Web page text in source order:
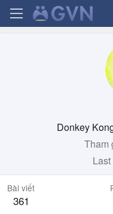
Donkey
Tham
Bài viết
361